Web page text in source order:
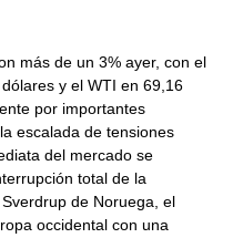
más de un 3% ayer, con el
y el WTI en 69,16
por importantes
escalada de tensiones
del mercado se
total de la
de Noruega, el
occidental con una